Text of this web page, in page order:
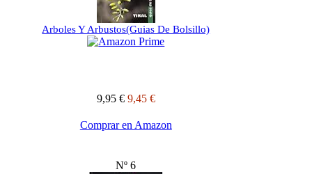
Arboles Y Arbustos(Guias De Bolsillo)
9,95 € 9,45 €
Comprar en Amazon
Nº 6